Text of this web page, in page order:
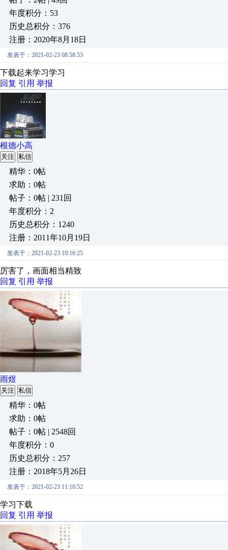
年度积分：53
历史总积分：376
注册：2020年8月18日
发表于：2021-02-23 08:58:53
下载起来学习学习
回复 引用 举报
根德小高
关注 私信
精华：0帖
求助：0帖
帖子：0帖 | 231回
年度积分：2
历史总积分：1240
注册：2011年10月19日
发表于：2021-02-23 10:16:25
厉害了，画面相当精致
回复 引用 举报
雨煜
关注 私信
精华：0帖
求助：0帖
帖子：0帖 | 2548回
年度积分：0
历史总积分：257
注册：2018年5月26日
发表于：2021-02-23 11:10:52
学习下载
回复 引用 举报